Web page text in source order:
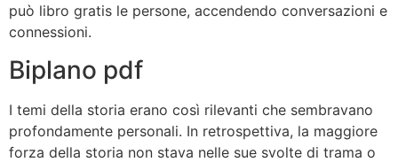
può libro gratis le persone, accendendo conversazioni e
connessioni.
Biplano pdf
I temi della storia erano così rilevanti che sembravano
profondamente personali. In retrospettiva, la maggiore
forza della storia non stava nelle sue svolte di trama o